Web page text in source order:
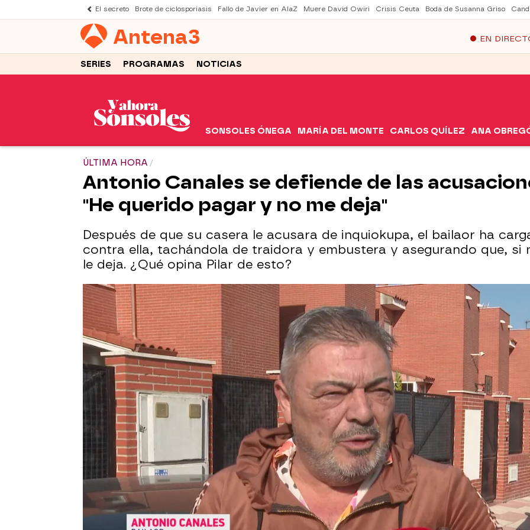
El secreto Brote de ciclosporiasis Fallo de Javier en AlaZ Muere David Owiri Crisis Ceuta Boda de Susanna Griso
Antena3 EN
SERIES PROGRAMAS NOTICIAS
SONSOLES ÓNEGA MARÍA DEL MONTE CARLOS QUÍLEZ ANA
ÚLTIMA HORA
Antonio Canales se defiende de las
"He querido pagar y no me deja"
Después de que su casera le acusara de inquiokupa, el bailaor ha
contra ella, tachándola de traidora y embustera y asegurando que, si
le deja. ¿Qué opina Pilar de esto?
Sara Sanz Navarro
Publicado: 18 de noviembre de 2024, 17:38 WhatsappFacebook
X